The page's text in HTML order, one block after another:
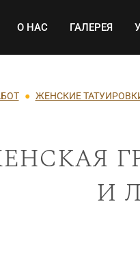
Основная
О НАС ГАЛЕРЕЯ
ЖЕНСКИЕ
и